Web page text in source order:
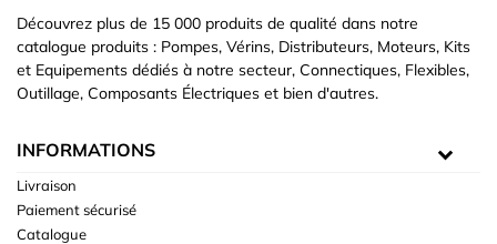
Découvrez plus de 15 000 produits de qualité dans notre
catalogue produits : Pompes, Vérins, Distributeurs, Moteurs, Kits
et Equipements dédiés à notre secteur, Connectiques, Flexibles,
Outillage, Composants Électriques et bien d'autres.
INFORMATIONS
Livraison
Paiement sécurisé
Catalogue